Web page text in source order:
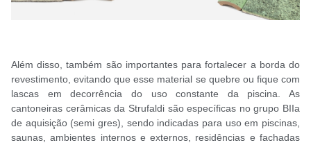
Além disso, também são importantes para fortalecer a borda do
revestimento, evitando que esse material se quebre ou fique com
lascas em decorrência do uso constante da piscina. As
cantoneiras cerâmicas da Strufaldi são específicas no grupo BIIa
de aquisição (semi gres), sendo indicadas para uso em piscinas,
saunas, ambientes internos e externos, residências e fachadas